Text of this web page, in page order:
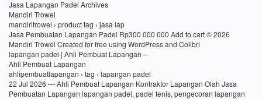
Jasa Lapangan Padel Archives
Mandiri Trowel
mandiritrowel › product tag › jasa lap
Jasa Pembuatan Lapangan Padel Rp300 000 000 Add to cart © 2026
Mandiri Trowel Created for free using WordPress and Colibri
lapangan padel | Ahli Pembuat Lapangan –
Ahli Pembuat Lapangan
ahlipembuatlapangan › tag › lapangan padel
22 Jul 2026 — Ahli Pembuat Lapangan Kontraktor Lapangan Olah Jasa
Pembuatan Lapangan lapangan padel, padel tenis, pengecoran lapangan